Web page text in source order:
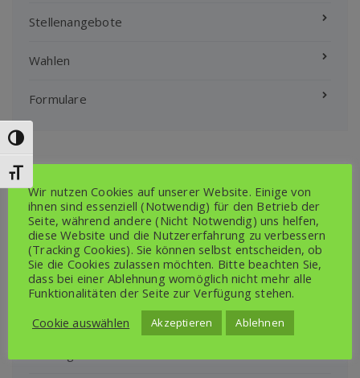
Umschalten auf hohe Kontraste
Schrift vergrößern
Stellenangebote
Wahlen
Formulare
Bekanntmachungen
Bauleistungen laut VOB/A und Haushaltsrecht
Bauleitplanung
Klimaschutz- und ÖPNV Projekte
Wir nutzen Cookies auf unserer Website. Einige von
ihnen sind essenziell (Notwendig) für den Betrieb der
Seite, während andere (Nicht Notwendig) uns helfen,
diese Website und die Nutzererfahrung zu verbessern
(Tracking Cookies). Sie können selbst entscheiden, ob
Sie die Cookies zulassen möchten. Bitte beachten Sie,
dass bei einer Ablehnung womöglich nicht mehr alle
Funktionalitäten der Seite zur Verfügung stehen.
Cookie auswählen
Akzeptieren Ablehnen